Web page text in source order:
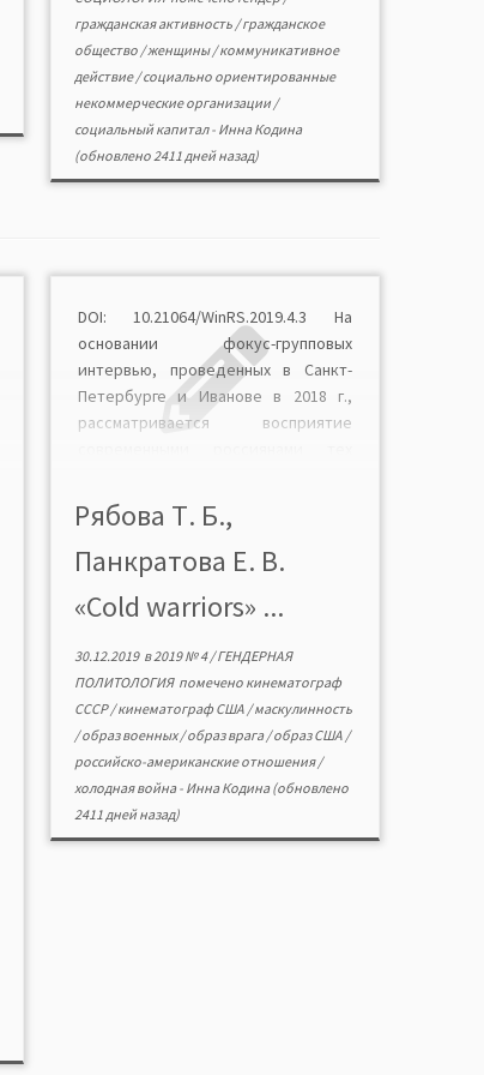
гражданская активность /гражданское
общество /женщины/коммуникативное
действие/социально ориентированные
некоммерческие организации /
социальный капитал- Инна Кодина
(обновлено 2411 дней назад)
DOI: 10.21064/WinRS.2019.4.3 На
основании фокус-групповых
интервью, проведенных в Санкт-
Петербурге и Иванове в 2018 г.,
рассматривается восприятие
маскулинности, которые были
созданы в кинематографе СССР и
США периода холодной войны.
Cначала анализировались
представления россиян о
американских военных, затем они
сравнивались с оценками этих
образов […]
Рябова Т. Б.,
Панкратова Е. В.
«Cold warriors» ...
30.12.2019в2019 № 4/ГЕНДЕРНАЯ
ПОЛИТОЛОГИЯ помечено кинематограф
СССР/кинематограф США /маскулинность
/образ военных/образ врага/образ США /
российско-американские отношения/
холодная война- Инна Кодина(обновлено
2411 дней назад)